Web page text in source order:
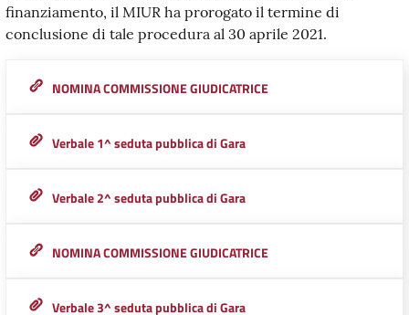
finanziamento, il MIUR ha prorogato il termine di
conclusione di tale procedura al 30 aprile 2021.
NOMINA COMMISSIONE GIUDICATRICE
Verbale 1^ seduta pubblica di Gara
Verbale 2^ seduta pubblica di Gara
NOMINA COMMISSIONE GIUDICATRICE
Verbale 3^ seduta pubblica di Gara